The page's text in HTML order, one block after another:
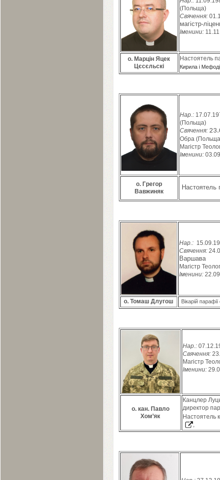
(Польща)
Свячення: 01.
магістр-
Іменини: 11.11
о. Марцін Яцек
Цєсєльскі
Настоятель
Кирила і
Нар.: 17.07.
(Польща)
Свячення: 23.
Обра
Магістр
Іменини: 03.09
о. Грегор
Вавжиняк
Настоятель
Нар.: 15.09.
Свячення: 24.
Варшава
Магістр
Іменини: 22.09
о. Томаш Длугош Вікарій парафії
Нар.: 07.12.
Свячення: 23.
Магістр
Іменини: 29.
о. кан. Павло
Хом’як
Канцлер
директор
Настоятель
,